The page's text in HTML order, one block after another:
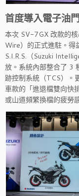
首度導入電子油
本次 SV-7GX 改款的
Wire）的正式進駐。得
S.I.R.S.（Suzuki
放。系統內部整合了 3
跡控制系統（TCS）。
車款的「進退檔雙向快
或山道頻繁換檔的疲勞